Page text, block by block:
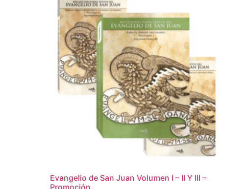
Evangelio de San Juan Volumen I – II Y III –
Promoción